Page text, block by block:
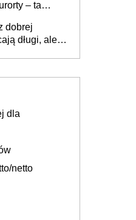
– ta
cichu
dobrej
długi, ale
dla
netto